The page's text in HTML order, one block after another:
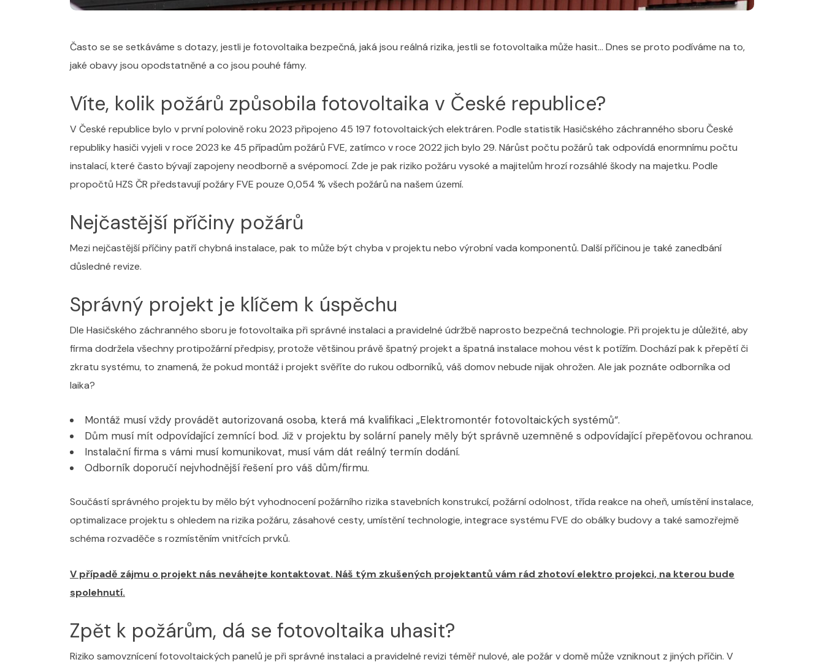
Často se se setkáváme s dotazy, jestli je fotovoltaika bezpečná, jaká jsou reálná rizika, jestli se fotovoltaika může hasit… Dnes se proto podíváme na to,
jaké obavy jsou opodstatněné a co jsou pouhé fámy.
Víte, kolik požárů způsobila fotovoltaika v České republice?
V České republice bylo v první polovině roku 2023 připojeno 45 197 fotovoltaických elektráren. Podle statistik Hasičského záchranného sboru České
republiky hasiči vyjeli v roce 2023 ke 45 případům požárů FVE, zatímco v roce 2022 jich bylo 29. Nárůst počtu požárů tak odpovídá enormnímu počtu
instalací, které často bývají zapojeny neodborně a svépomocí. Zde je pak riziko požáru vysoké a majitelům hrozí rozsáhlé škody na majetku. Podle
propočtů HZS ČR představují požáry FVE pouze 0,054 % všech požárů na našem území.
Nejčastější příčiny požárů
Mezi nejčastější příčiny patří chybná instalace, pak to může být chyba v projektu nebo výrobní vada komponentů. Další příčinou je také zanedbání
důsledné revize.
Správný projekt je klíčem k úspěchu
Dle Hasičského záchranného sboru je fotovoltaika při správné instalaci a pravidelné údržbě naprosto bezpečná technologie. Při projektu je důležité, aby
firma dodržela všechny protipožární předpisy, protože většinou právě špatný projekt a špatná instalace mohou vést k potížím. Dochází pak k přepětí či
zkratu systému, to znamená, že pokud montáž i projekt svěříte do rukou odborníků, váš domov nebude nijak ohrožen. Ale jak poznáte odborníka od
laika?
Montáž musí vždy provádět autorizovaná osoba, která má kvalifikaci „Elektromontér fotovoltaických systémů“.
Dům musí mít odpovídající zemnící bod. Již v projektu by solární panely měly být správně uzemněné s odpovídající přepěťovou ochranou.
Instalační firma s vámi musí komunikovat, musí vám dát reálný termín dodání.
Odborník doporučí nejvhodnější řešení pro váš dům/firmu.
Součástí správného projektu by mělo být vyhodnocení požárního rizika stavebních konstrukcí, požární odolnost, třída reakce na oheň, umístění instalace,
optimalizace projektu s ohledem na rizika požáru, zásahové cesty, umístění technologie, integrace systému FVE do obálky budovy a také samozřejmě
schéma rozvaděče s rozmístěním vnitřcích prvků.
V případě zájmu o projekt nás neváhejte kontaktovat. Náš tým zkušených projektantů vám rád zhotoví elektro projekci, na kterou bude
spolehnutí.
Zpět k požárům, dá se fotovoltaika uhasit?
Riziko samovznícení fotovoltaických panelů je při správné instalaci a pravidelné revizi téměř nulové, ale požár v domě může vzniknout z jiných příčin. V